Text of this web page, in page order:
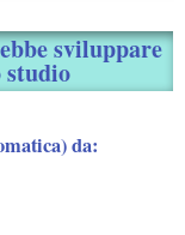
sviluppare
da: